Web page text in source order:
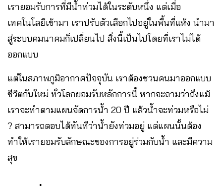
เรายอมรับการที่มีน้ำท่วมได้ในระดับหนึ่ง แต่เมื่อ
เทคโนโลยีเข้ามา เราปรับตัวเลือกไปอยู่ในพื้นที่แห้ง นำมา
สู่ระบบคมนาคมก็เปลี่ยนไป สิ่งนี้เป็นไปโดยที่เราไม่ได้
ออกแบบ
แต่ในสภาพภูมิอากาศปัจจุบัน เราต้องชวนคนมาออกแบบ
ชีวิตกันใหม่ ทั่วโลกยอมรับหลักการนี้ หากจะถามว่าถึงแม้
เราจะทำตามแผนจัดการน้ำ 20 ปี แล้วน้ำจะท่วมหรือไม่
? สามารถตอบได้ทันทีว่าน้ำยังท่วมอยู่ แต่แผนนั้นต้อง
ทำให้เรายอมรับลักษณะของการอยู่ร่วมกับน้ำ และมีความ
สุข